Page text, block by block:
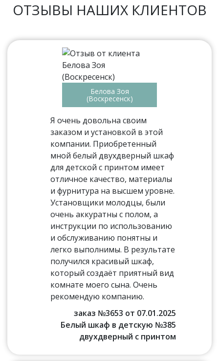
ОТЗЫВЫ НАШИХ КЛИЕНТОВ
Белова Зоя
(Воскресенск)
Я очень довольна своим
заказом и установкой в этой
компании. Приобретенный
мной белый двухдверный шкаф
для детской с принтом имеет
отличное качество, материалы
и фурнитура на высшем уровне.
Установщики молодцы, были
очень аккуратны с полом, а
инструкции по использованию
и обслуживанию понятны и
легко выполнимы. В результате
получился красивый шкаф,
который создаёт приятный вид
комнате моего сына. Очень
рекомендую компанию.
заказ №3653 от 07.01.2025
Белый шкаф в детскую №385
двухдверный с принтом